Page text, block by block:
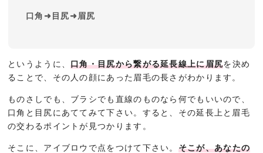
口角➜目尻➜眉尻
というように、口角・目尻から繋がる延長線上に眉尻を決め
ることで、その人の顔にあった眉毛の長さがわかります。
ものさしでも、ブラシでも直線のものなら何でもいいので、
口角と目尻にあててみて下さい。すると、その延長上と眉毛
の交わるポイントが見つかります。
そこに、アイブロウで点をつけて下さい。 そこが、あなたの